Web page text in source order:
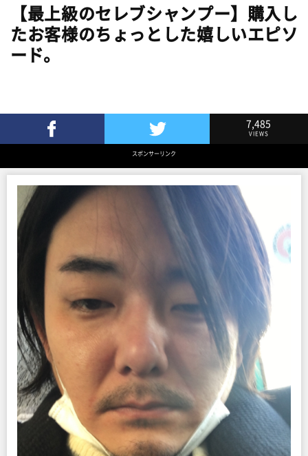
【最上級のセレブシャンプー】購入し
たお客様のちょっとした嬉しいエピソ
ード。
Twitterでツイート
7,485
VIEWS
スポンサーリンク